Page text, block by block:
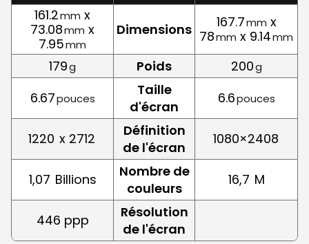
161.2mm x
73.08mm x
7.95mm
Dimensions 167.7mm x
78mm x 9.14mm
179g Poids 200g
6.67pouces
Taille
d'écran
6.6pouces
1220 x 2712
Définition
de l'écran
1080×2408
1,07 Billions
Nombre de
couleurs
16,7 M
446 ppp
Résolution
de l'écran